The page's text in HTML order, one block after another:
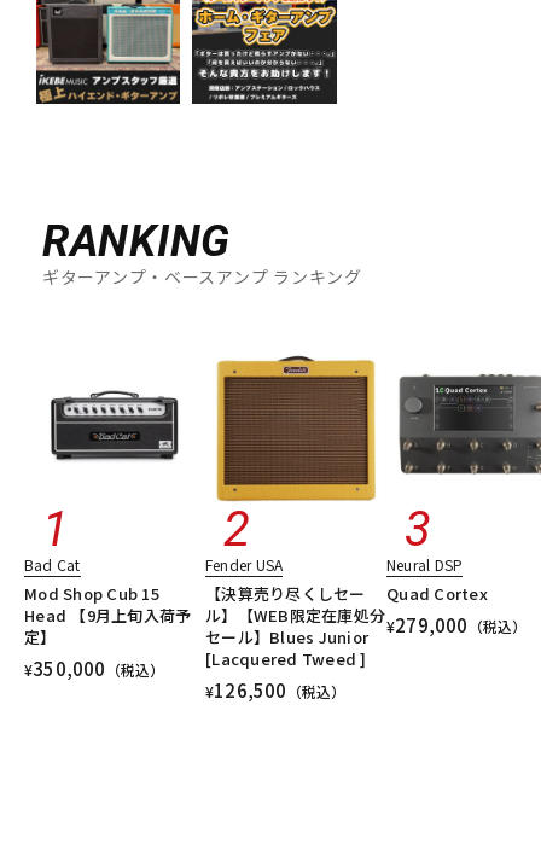
RANKING
ギターアンプ・ベースアンプ ランキング
Bad Cat
Mod Shop Cub 15
Head 【9月上旬入荷予
定】
¥350,000 （税込）
Fender USA
【決算売り尽くしセー
ル】【WEB限定在庫処分
セール】Blues Junior
[Lacquered Tweed ]
¥126,500 （税込）
Neural DSP
Quad Cortex
¥279,000 （税込）